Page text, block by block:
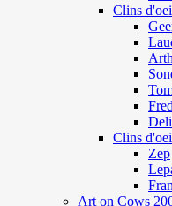
Clins
Clins
Zep
Art on Cows